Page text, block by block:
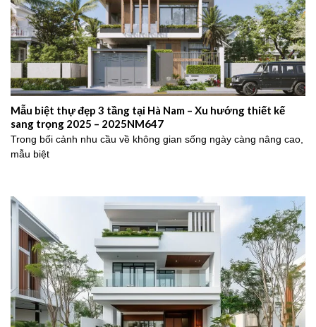
Mẫu biệt thự đẹp 3 tầng tại Hà Nam – Xu hướng thiết kế
sang trọng 2025 – 2025NM647
Trong bối cảnh nhu cầu về không gian sống ngày càng nâng cao,
mẫu biệt